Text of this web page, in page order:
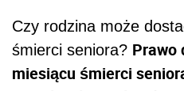
Czy rodzina może
śmierci seniora? Prawo
miesiącu śmierci